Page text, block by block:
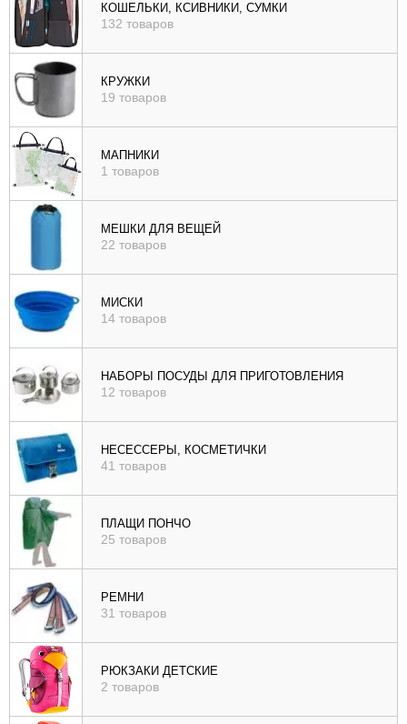
КОШЕЛЬКИ, КСИВНИКИ, СУМКИ
132 товаров
КРУЖКИ
19 товаров
МАПНИКИ
1 товаров
МЕШКИ ДЛЯ ВЕЩЕЙ
22 товаров
МИСКИ
14 товаров
НАБОРЫ ПОСУДЫ ДЛЯ ПРИГОТОВЛЕНИЯ
12 товаров
НЕСЕССЕРЫ, КОСМЕТИЧКИ
41 товаров
ПЛАЩИ ПОНЧО
25 товаров
РЕМНИ
31 товаров
РЮКЗАКИ ДЕТСКИЕ
2 товаров